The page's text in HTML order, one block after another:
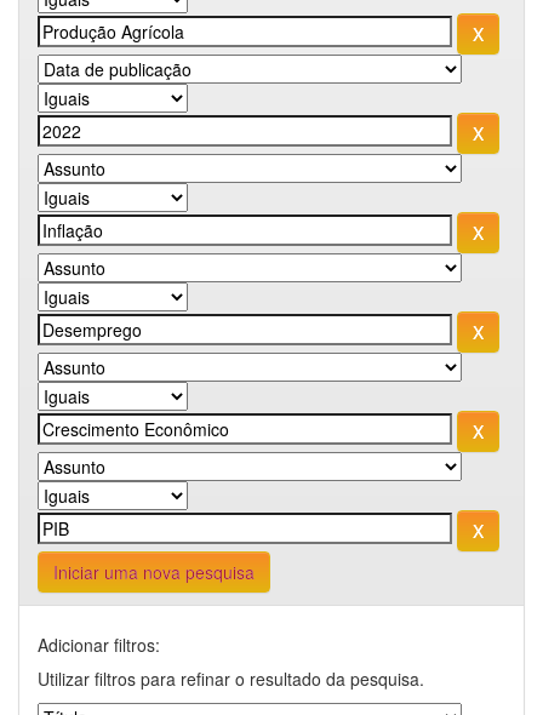
Iniciar uma nova pesquisa
Adicionar filtros:
Utilizar filtros para refinar o resultado da pesquisa.